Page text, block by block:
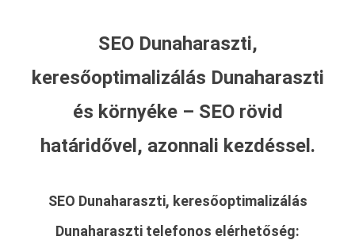
SEO Dunaharaszti,
keresőoptimalizálás Dunaharaszti
és környéke – SEO rövid
határidővel, azonnali kezdéssel.
SEO Dunaharaszti, keresőoptimalizálás
Dunaharaszti telefonos elérhetőség: